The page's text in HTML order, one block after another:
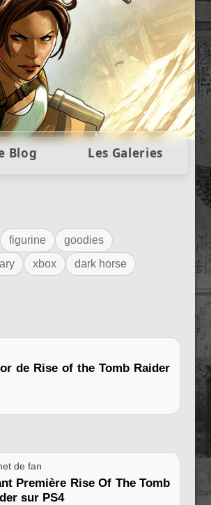
et collectors
Blog Les Galeries
figurine
goodies
xbox
dark horse
de Rise of the Tomb Raider
de fan
Première Rise Of The Tomb
sur PS4